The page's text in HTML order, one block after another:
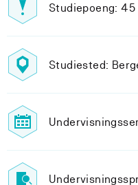
Studiepoeng: 45
Studiested: